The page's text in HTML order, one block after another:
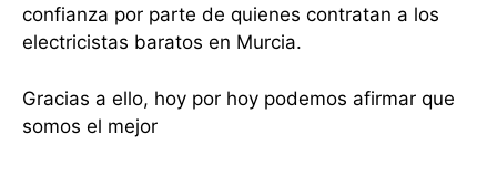
confianza por parte de quienes contratan a los
electricistas baratos en Murcia.
Gracias a ello, hoy por hoy podemos afirmar que
somos el mejor